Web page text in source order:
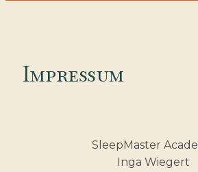
Impressum
SleepMaster
Inga Wiegert